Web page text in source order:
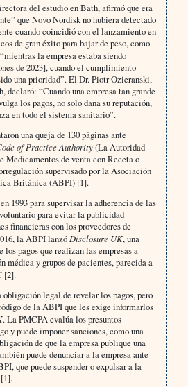
del estudio en Bath, afirmó que era
que Novo Nordisk no hubiera detectado
cuando coincidió con el lanzamiento en
de gran éxito para bajar de peso, como
la empresa estaba siendo
de 2023], cuando el cumplimiento
una prioridad”. El Dr. Piotr Ozieranski,
declaró: “Cuando una empresa tan grande
los pagos, no solo daña su reputación,
en todo el sistema sanitario”.
una queja de 130 páginas ante
of Practice Authority(La Autoridad
Medicamentos de venta con Receta o
supervisado por la Asociación
Británica (ABPI) [1].
1993 para supervisar la adherencia de las
para evitar la publicidad
financieras con los proveedores de
la ABPI lanzó Disclosure UK, una
los pagos que realizan las empresas a
médica y grupos de pacientes, parecida a
[2].
legal de revelar los pagos, pero
de la ABPI que les exige informarlos
. La PMCPA evalúa los presuntos
y puede imponer sanciones, como una
de que la empresa publique una
puede denunciar a la empresa ante
que puede suspender o expulsar a la